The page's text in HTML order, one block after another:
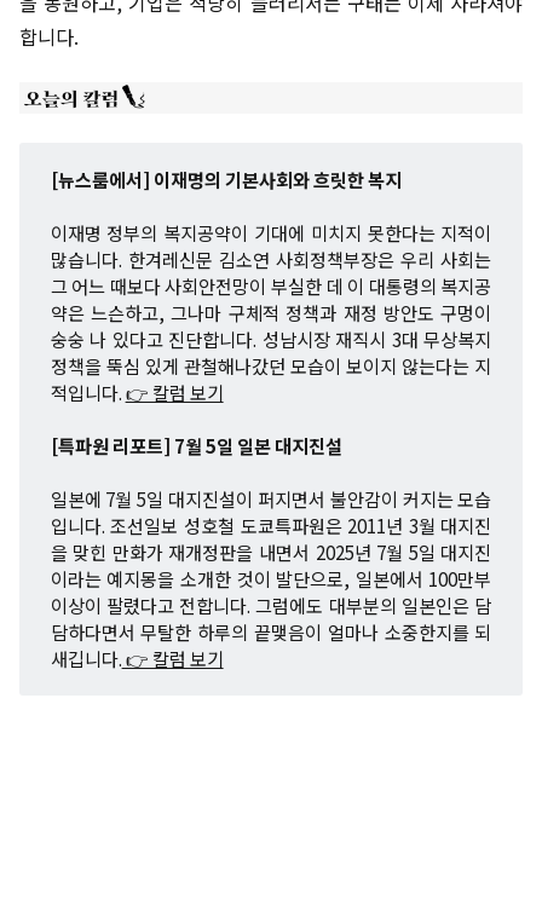
합니다.
[뉴스룸에서] 이재명의 기본사회와 흐릿한 복지
이재명 정부의 복지공약이 기대에 미치지 못한다는 지적이
많습니다. 한겨레신문 김소연 사회정책부장은 우리 사회는
그 어느 때보다 사회안전망이 부실한 데 이 대통령의 복지공
약은 느슨하고, 그나마 구체적 정책과 재정 방안도 구멍이
숭숭 나 있다고 진단합니다. 성남시장 재직시 3대 무상복지
정책을 뚝심 있게 관철해나갔던 모습이 보이지 않는다는 지
적입니다.👉 칼럼 보기
[특파원 리포트] 7월 5일 일본 대지진설
일본에 7월 5일 대지진설이 퍼지면서 불안감이 커지는 모습
입니다. 조선일보 성호철 도쿄특파원은 2011년 3월 대지진
을 맞힌 만화가 재개정판을 내면서 2025년 7월 5일 대지진
이라는 예지몽을 소개한 것이 발단으로, 일본에서 100만부
이상이 팔렸다고 전합니다. 그럼에도 대부분의 일본인은 담
담하다면서 무탈한 하루의 끝맺음이 얼마나 소중한지를 되
새깁니다.👉 칼럼 보기